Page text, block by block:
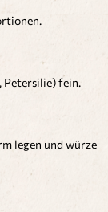
Petersilie) fein.
legen und würze